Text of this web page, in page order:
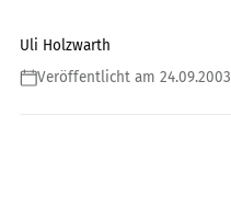
Uli Holzwarth
Veröffentlicht am 24.09.2003